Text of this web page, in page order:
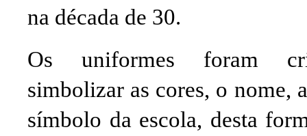
na década de 30.
Os uniformes foram
simbolizar as cores, o nome,
símbolo da escola, desta